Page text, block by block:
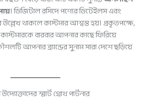
। ডিজিটাল রসিদে পণ্যের ডিটেইলস এবং
উল্লেখ থাকলে কাস্টমার আশ্বস্ত হয়। প্রকৃতপক্ষে,
বারবার আপনার কাছে ফিরিয়ে
আপনার ব্র্যান্ডের সুনাম সারা দেশে ছড়িয়ে
স্মার্ট গ্রোথ পার্টনার